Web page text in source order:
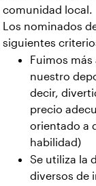
comunidad local.
Los nominados
siguientes
Fuimos
nuestro
decir,
precio
orientado a
habilidad)
Se utiliza la
diversos de